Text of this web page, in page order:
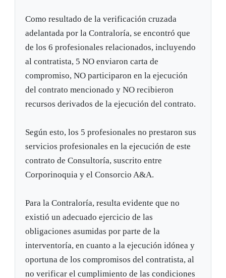
Como resultado de la verificación cruzada
adelantada por la Contraloría, se encontró que
de los 6 profesionales relacionados, incluyendo
al contratista, 5 NO enviaron carta de
compromiso, NO participaron en la ejecución
del contrato mencionado y NO recibieron
recursos derivados de la ejecución del contrato.
Según esto, los 5 profesionales no prestaron sus
servicios profesionales en la ejecución de este
contrato de Consultoría, suscrito entre
Corporinoquia y el Consorcio A&A.
Para la Contraloría, resulta evidente que no
existió un adecuado ejercicio de las
obligaciones asumidas por parte de la
interventoría, en cuanto a la ejecución idónea y
oportuna de los compromisos del contratista, al
no verificar el cumplimiento de las condiciones